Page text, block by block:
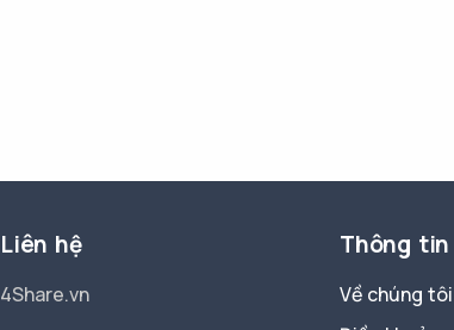
Liên hệ
4Share.vn
Thông tin
Về chúng tôi